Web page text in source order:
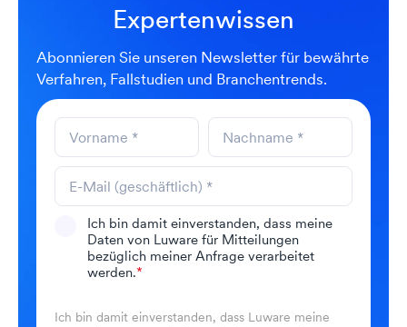
Expertenwissen
Abonnieren Sie unseren Newsletter für bewährte
Verfahren, Fallstudien und Branchentrends.
Ich bin damit einverstanden, dass meine
Daten von Luware für Mitteilungen
bezüglich meiner Anfrage verarbeitet
werden.*
Ich bin damit einverstanden, dass Luware meine